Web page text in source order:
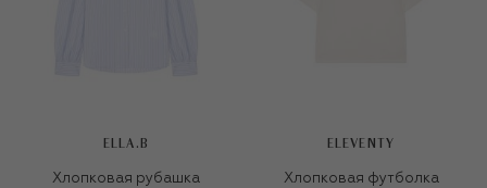
ELLA.B
Хлопковая рубашка
ELEVENTY
Хлопковая футболка